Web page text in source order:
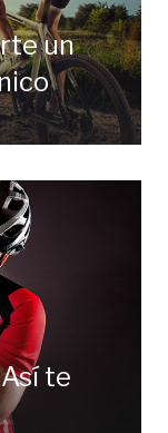
un
te